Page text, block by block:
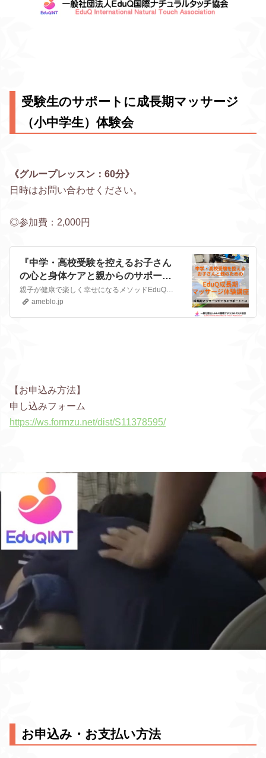
受験生のサポートに成長期マッサージ
（小中学生）体験会
《グループレッスン：60分》
日時はお問い合わせください。
◎参加費：2,000円
『中学・高校受験を控えるお子さん
の心と身体ケアと親からのサポート
☆成長期マッサージオンライン体験
会』
親子が健康で楽しく幸せになるメソッドEduQ（エデュキュウ）親子マッサージ 今でも20歳の息子にマッサージを続け、反抗期もなく、親子関係良好の伊吹砂織です。 …
ameblo.jp
【お申込み方法】
申し込みフォーム
https://ws.formzu.net/dist/S11378595/
お申込み・お支払い方法